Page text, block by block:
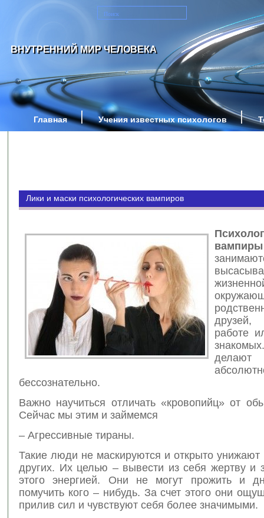
ВНУТРЕННИЙ МИР ЧЕЛОВЕКА
Главная Учения известных психологов
Лики и маски психологических вампиров
вампиры
работе
бессознательно.
Важно научиться отличать «кровопийц» от
Сейчас мы этим и займемся
– Агрессивные тираны.
Такие люди не маскируются и открыто унижают
других. Их целью – вывести из себя жертву и
этого энергией. Они не могут прожить и
помучить кого – нибудь. За счет этого они
прилив сил и чувствуют себя более значимыми.